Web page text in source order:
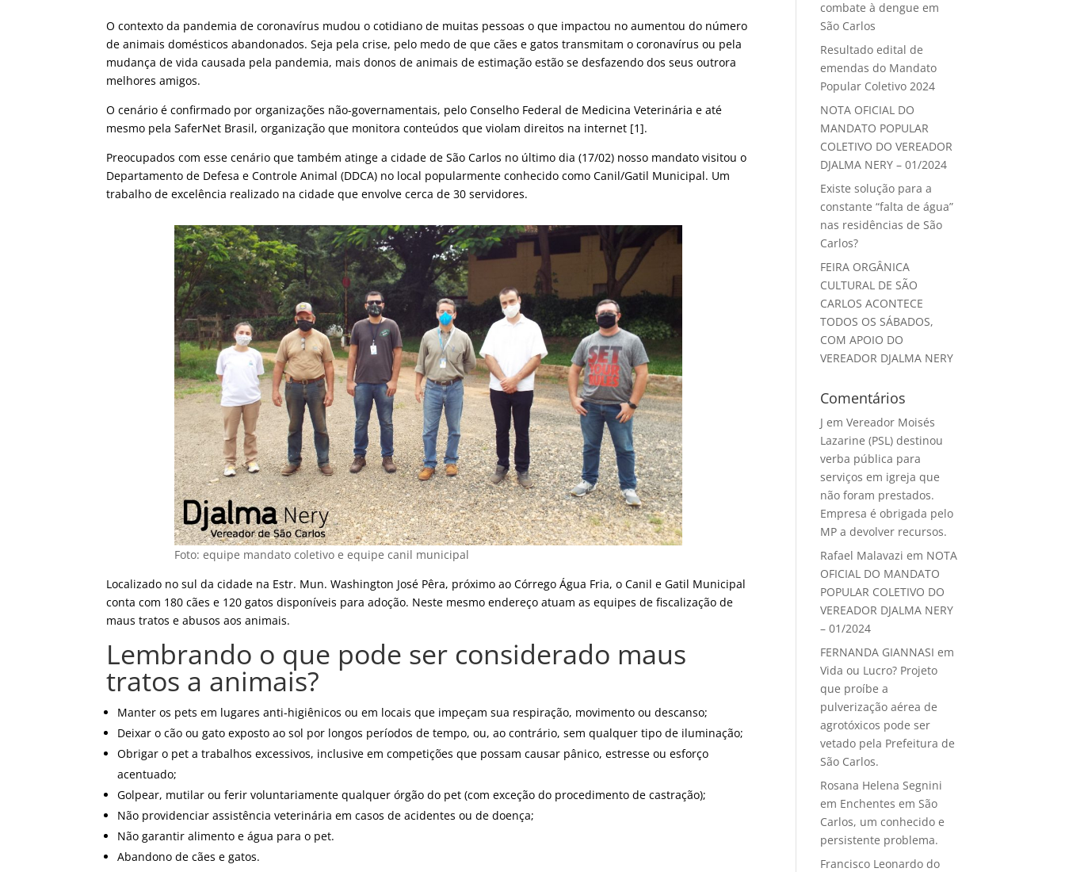
O contexto da pandemia de coronavírus mudou o cotidiano de muitas pessoas o que impactou no aumentou do número
de animais domésticos abandonados. Seja pela crise, pelo medo de que cães e gatos transmitam o coronavírus ou pela
mudança de vida causada pela pandemia, mais donos de animais de estimação estão se desfazendo dos seus outrora
melhores amigos.
O cenário é confirmado por organizações não-governamentais, pelo Conselho Federal de Medicina Veterinária e até
mesmo pela SaferNet Brasil, organização que monitora conteúdos que violam direitos na internet [1].
Preocupados com esse cenário que também atinge a cidade de São Carlos no último dia (17/02) nosso mandato visitou o
Departamento de Defesa e Controle Animal (DDCA) no local popularmente conhecido como Canil/Gatil Municipal. Um
trabalho de excelência realizado na cidade que envolve cerca de 30 servidores.
Foto: equipe mandato coletivo e equipe canil municipal
Localizado no sul da cidade na Estr. Mun. Washington José Pêra, próximo ao Córrego Água Fria, o Canil e Gatil Municipal
conta com 180 cães e 120 gatos disponíveis para adoção. Neste mesmo endereço atuam as equipes de fiscalização de
maus tratos e abusos aos animais.
Lembrando o que pode ser considerado maus
tratos a animais?
Manter os pets em lugares anti-higiênicos ou em locais que impeçam sua respiração, movimento ou descanso;
Deixar o cão ou gato exposto ao sol por longos períodos de tempo, ou, ao contrário, sem qualquer tipo de iluminação;
Obrigar o pet a trabalhos excessivos, inclusive em competições que possam causar pânico, estresse ou esforço
acentuado;
Golpear, mutilar ou ferir voluntariamente qualquer órgão do pet (com exceção do procedimento de castração);
Não providenciar assistência veterinária em casos de acidentes ou de doença;
Não garantir alimento e água para o pet.
Abandono de cães e gatos.
combate à dengue em
São Carlos
Resultado edital de
emendas do Mandato
Popular Coletivo 2024
NOTA OFICIAL DO
MANDATO POPULAR
COLETIVO DO VEREADOR
DJALMA NERY – 01/2024
Existe solução para a
constante “falta de água”
nas residências de São
Carlos?
FEIRA ORGÂNICA
CULTURAL DE SÃO
CARLOS ACONTECE
TODOS OS SÁBADOS,
COM APOIO DO
VEREADOR DJALMA NERY
Comentários
J emVereador Moisés
Lazarine (PSL) destinou
verba pública para
serviços em igreja que
não foram prestados.
Empresa é obrigada pelo
MP a devolver recursos.
Rafael Malavazi em NOTA
OFICIAL DO MANDATO
POPULAR COLETIVO DO
VEREADOR DJALMA NERY
– 01/2024
FERNANDA GIANNASI em
Vida ou Lucro? Projeto
que proíbe a
pulverização aérea de
agrotóxicos pode ser
vetado pela Prefeitura de
São Carlos.
Rosana Helena Segnini
em Enchentes em São
Carlos, um conhecido e
persistente problema.
Francisco Leonardo do